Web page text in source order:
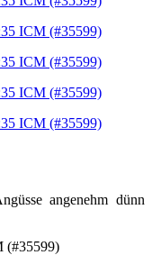
angenehm dünn